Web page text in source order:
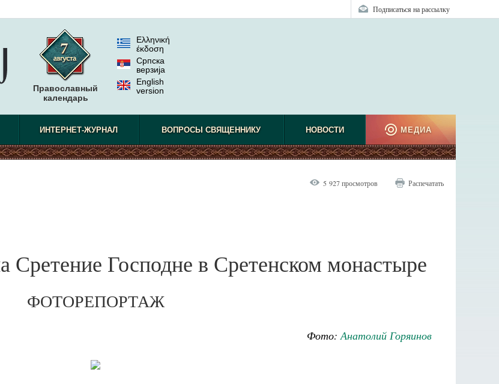
Подписаться на рассылку
Православный
календарь
Ελληνική
έκδοση
Српска
верзиjа
English
version
ИНТЕРНЕТ-ЖУРНАЛ ВОПРОСЫ СВЯЩЕННИКУ НОВОСТИ МЕДИА
5 927 просмотров Распечатать
Сретение Господне в Сретенском монастыре
ФОТОРЕПОРТАЖ
Фото:Анатолий Горяинов